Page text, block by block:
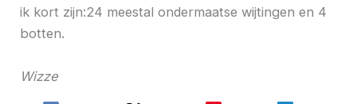
ik kort zijn:24 meestal ondermaatse wijtingen en 4
botten.
Wizze